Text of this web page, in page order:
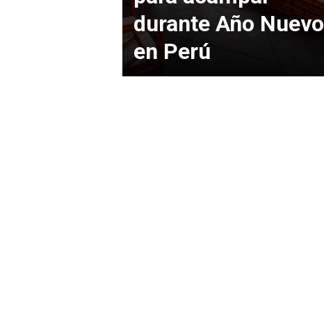
durante Año Nuevo
en Perú